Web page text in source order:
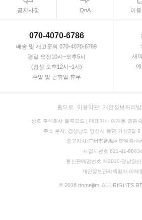
공지사항 QnA 이
070-4070-6786
배송 및 재고문의 070-4070-6789
평일 오전10시~오후5시
(점심 오후12시~1시)
주말 및 공휴일 휴무
새
홈으로 이용약관 개인정보처리방
상호 주식회사 블루모드 | 대표이사 이재동 권은
주소 본사: 경상남도 양산시 동면 가산3길 8
중국지사:广州市番禺区星河湾小
사업자번호 621-81-80834
통신판매업번호 제2010-경남양
개인정보관리책임자 이재
© 2018 domejjim. ALL RIGHTS